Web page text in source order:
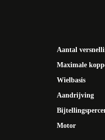
Aantal
Maximale
Wielbasis
Aandrijving
Motor